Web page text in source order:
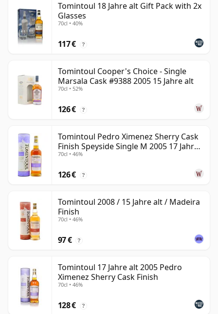
Tomintoul 18 Jahre alt Gift Pack with 2x
Glasses
70cl • 40%
117 € ?
Tomintoul Cooper's Choice - Single
Marsala Cask #9388 2005 15 Jahre alt
70cl • 52%
126 € ?
Tomintoul Pedro Ximenez Sherry Cask
Finish Speyside Single M 2005 17 Jahre
alt
70cl • 46%
126 € ?
Tomintoul 2008 / 15 Jahre alt / Madeira
Finish
70cl • 46%
97 € ?
Tomintoul 17 Jahre alt 2005 Pedro
Ximenez Sherry Cask Finish
70cl • 46%
128 € ?